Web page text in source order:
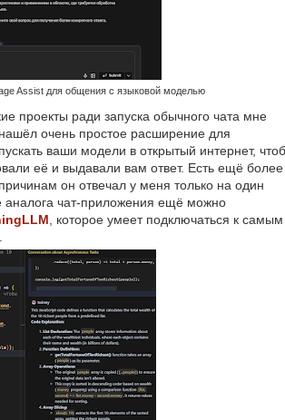
Assist для общения с языковой моделью
проекты ради запуска обычного чата мне
очень простое расширение для
ваши модели в открытый интернет,
её и выдавали вам ответ. Есть ещё более
он отвечал у меня только на один
аналога чат-приложения ещё можно
, которое умеет подключаться к самым